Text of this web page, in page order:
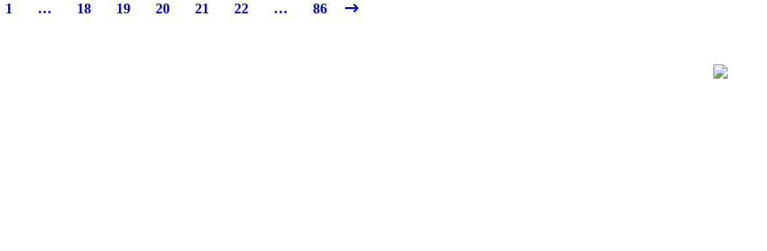
1 … 18 19 20 21 22 … 86